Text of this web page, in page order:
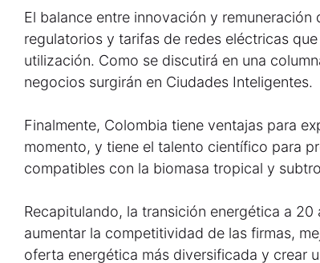
El balance entre innovación y
regulatorios y tarifas de redes eléctricas
utilización. Como se discutirá en una
negocios surgirán en Ciudades Inteligentes.
Finalmente, Colombia tiene ventajas para
momento, y tiene el talento científico para
compatibles con la biomasa tropical y
Recapitulando, la transición energética a
aumentar la competitividad de las firmas,
oferta energética más diversificada y crear